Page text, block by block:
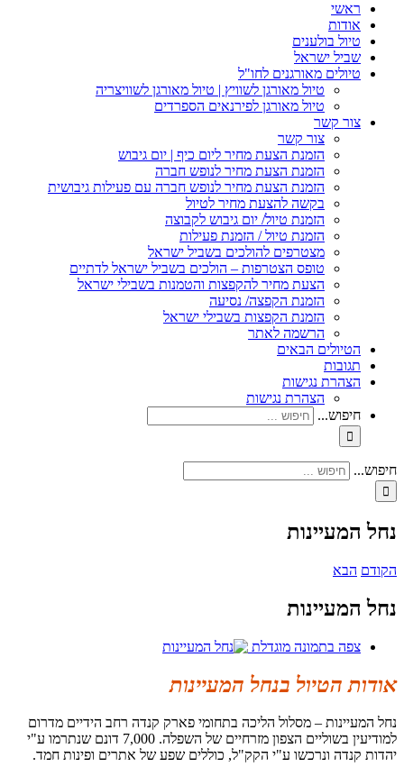
ראשי
אודות
טיול בולענים
שביל ישראל
טיולים מאורגנים לחו"ל
טיול מאורגן לשוויץ | טיול מאורגן לשוויצריה
טיול מאורגן לפירנאים הספרדים
צור קשר
צור קשר
הזמנת הצעת מחיר ליום כיף | יום גיבוש
הזמנת הצעת מחיר לנופש חברה
הזמנת הצעת מחיר לנופש חברה עם פעילות גיבושית
בקשה להצעת מחיר לטיול
הזמנת טיול/ יום גיבוש לקבוצה
הזמנת טיול / הזמנת פעילות
מצטרפים להולכים בשביל ישראל
טופס הצטרפות – הולכים בשביל ישראל לדתיים
הצעת מחיר להקפצות והטמנות בשבילי ישראל
הזמנת הקפצה/ נסיעה
הזמנת הקפצות בשבילי ישראל
הרשמה לאתר
הטיולים הבאים
תגובות
הצהרת נגישות
הצהרת נגישות
חיפוש...
חיפוש...
נחל המעיינות
הקודם הבא
נחל המעיינות
צפה בתמונה מוגדלת
אודות הטיול בנחל המעיינות
נחל המעיינות – מסלול הליכה בתחומי פארק קנדה רחב הידיים מדרום
למודיעין בשוליים הצפון מזרחיים של השפלה. 7,000 דונם שנתרמו ע"י
יהדות קנדה ונרכשו ע"י הקק"ל, כוללים שפע של אתרים ופינות חמד.